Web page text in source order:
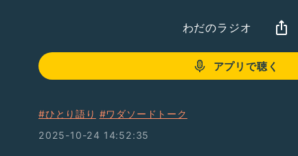
わだのラジオ
アプリで聴く
#ひとり語り #ワダソードトーク
2025-10-24 14:52:35